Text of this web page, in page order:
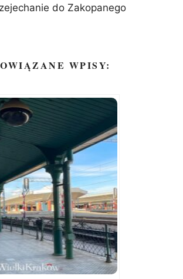
do Zakopanego
WPISY: